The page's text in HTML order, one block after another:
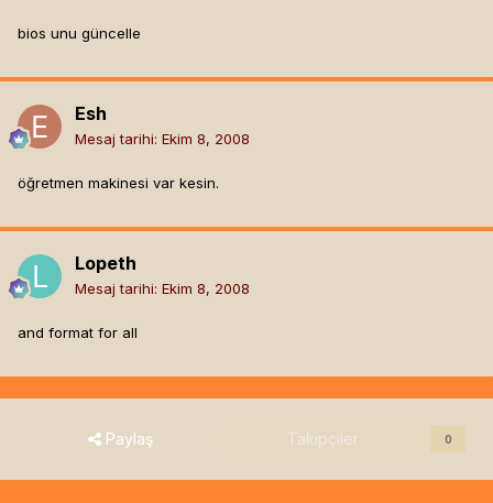
bios unu güncelle
Esh
Mesaj tarihi: Ekim 8, 2008
öğretmen makinesi var kesin.
Lopeth
Mesaj tarihi: Ekim 8, 2008
and format for all
Paylaş Takipçiler 0